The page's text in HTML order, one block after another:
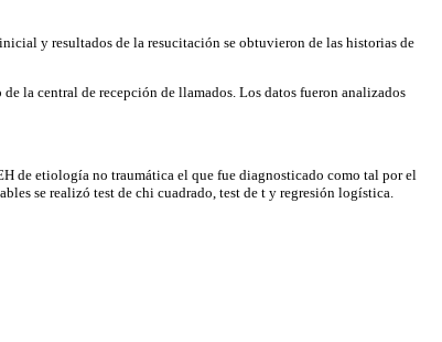
y resultados de la resucitación se obtuvieron de las historias de
la central de recepción de llamados. Los datos fueron analizados
de etiología no traumática el que fue diagnosticado como tal por el
se realizó test de chi cuadrado, test de t y regresión logística.